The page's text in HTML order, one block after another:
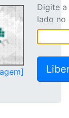
Digite
lado no